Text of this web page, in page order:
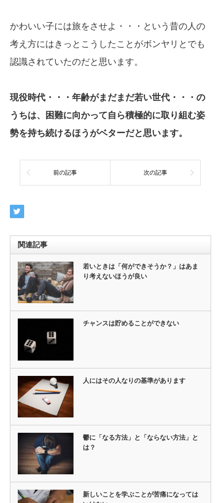
かわいい子には旅をさせよ・・・という昔の人の
考え方にはきっとこうしたことがボンヤリとでも
認識されていたのだと思います。
現役時代・・・年齢がまだまだ若い世代・・・ の
うちは、困難に向かって自ら積極的に取り組む姿
勢を持ち続けるほうがベターだと思います。
前の記事 次の記事
関連記事
若いときは「何ができそうか？」はあま
り考えないほうが良い
チャンスは貯めることができない
人にはその人なりの基準があります
鬱に「なる方法」と「ならない方法」と
は？
新しいことを学ぶことが苦痛になっては